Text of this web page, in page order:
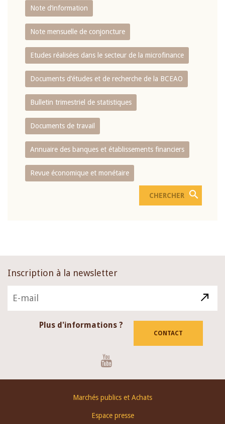
Note d’information
Note mensuelle de conjoncture
Etudes réalisées dans le secteur de la microfinance
Documents d’études et de recherche de la BCEAO
Bulletin trimestriel de statistiques
Documents de travail
Annuaire des banques et établissements financiers
Revue économique et monétaire
Inscription à la newsletter
Plus d'informations ?
CONTACT
Marchés publics et Achats
Espace presse